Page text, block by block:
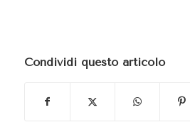
Condividi questo articolo